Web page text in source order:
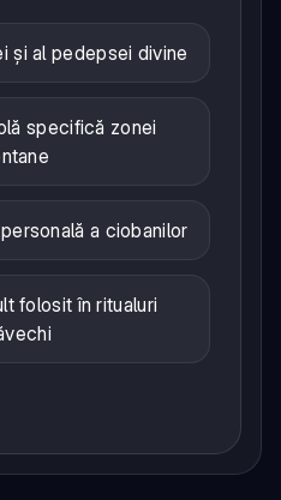
și al pedepsei divine
specifică zonei
a ciobanilor
folosit în ritualuri